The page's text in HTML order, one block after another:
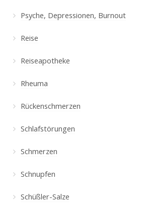
Psyche, Depressionen, Burnout
Reise
Reiseapotheke
Rheuma
Rückenschmerzen
Schlafstörungen
Schmerzen
Schnupfen
Schüßler-Salze